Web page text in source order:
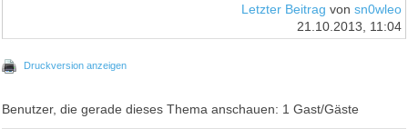
Letzter Beitrag von sn0wleo
21.10.2013, 11:04
Druckversion anzeigen
Benutzer, die gerade dieses Thema anschauen: 1 Gast/Gäste